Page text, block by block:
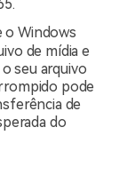
Windows
de mídia e
seu arquivo
pode
de
do